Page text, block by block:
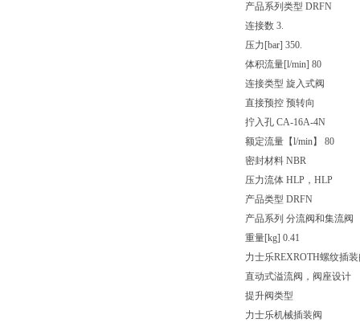
产品系列类型 DRFN
连接数 3.
压力[bar] 350.
体积流量[l/min] 80
连接类型 旋入式阀
直接预控 预转向
拧入孔 CA-16A-4N
额定流量【l/min】 80
密封材料 NBR
压力流体 HLP，HLP
产品类型 DRFN
产品系列 分流阀和集流阀
重量[kg] 0.41
力士乐REXROTH螺纹插
直动式溢流阀，阀座设计
提升阀类型
力士乐机械插装阀